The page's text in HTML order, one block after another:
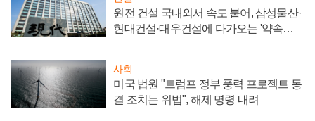
원전 건설 국내외서 속도 붙어, 삼성물산·
현대건설·대우건설에 다가오는 '약속의
사회
미국 법원 "트럼프 정부 풍력 프로젝트 동
결 조치는 위법", 해제 명령 내려